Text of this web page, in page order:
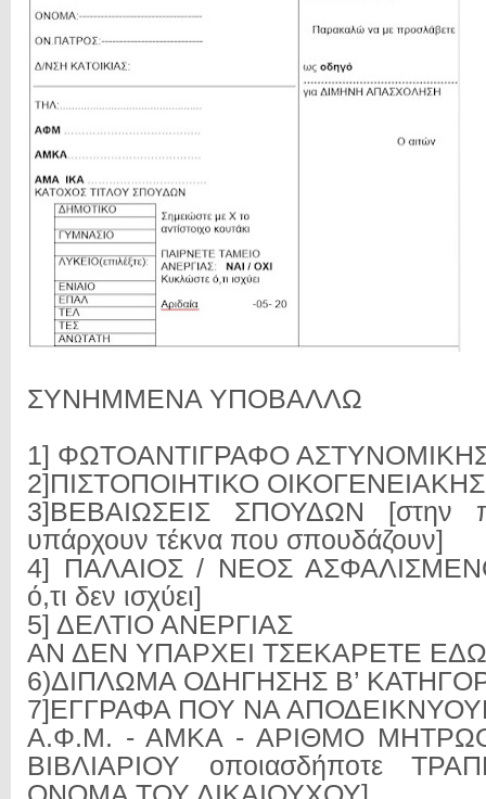
ΣΥΝΗΜΜΕΝΑ ΥΠΟΒΑΛΛΩ
1] ΦΩΤΟΑΝΤΙΓΡΑΦΟ
2]ΠΙΣΤΟΠΟΙΗΤΙΚΟ
3]ΒΕΒΑΙΩΣΕΙΣ ΣΠΟΥΔΩΝ [στην
υπάρχουν τέκνα που σπουδάζουν]
4] ΠΑΛΑΙΟΣ / ΝΕΟΣ
ό,τι δεν ισχύει]
5] ΔΕΛΤΙΟ ΑΝΕΡΓΙΑΣ
ΑΝ ΔΕΝ ΥΠΑΡΧΕΙ ΤΣΕΚΑΡΕΤΕ
6)ΔΙΠΛΩΜΑ ΟΔΗΓΗΣΗΣ Β’
7]ΕΓΓΡΑΦΑ ΠΟΥ ΝΑ
Α.Φ.Μ. - ΑΜΚΑ - ΑΡΙΘΜΟ
ΒΙΒΛΙΑΡΙΟΥ οποιασδήποτε